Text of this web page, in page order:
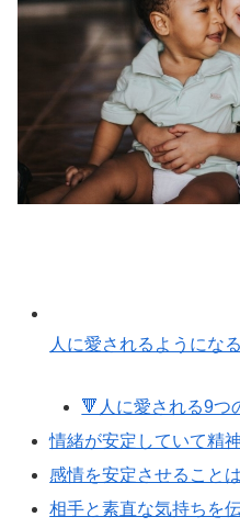
人に愛されるようにな
🔻人に愛される9つ
情緒が安定していて精
感情を安定させること
相手と素直な気持ちを